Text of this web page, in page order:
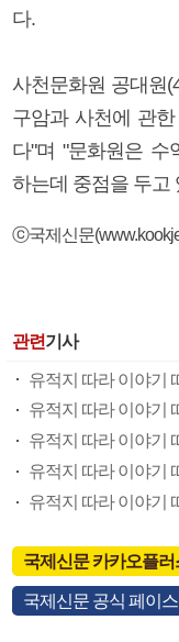
다.
사천문화원 공대원
구암과 사천에 관
다"며 "문화원은 수
하는데 중점을 두고
ⓒ국제신문
관련기사
유적지 따라 이야기
유적지 따라 이야기
유적지 따라 이야기
유적지 따라 이야기
유적지 따라 이야기
국제신문 카카오플러
국제신문 공식 페이